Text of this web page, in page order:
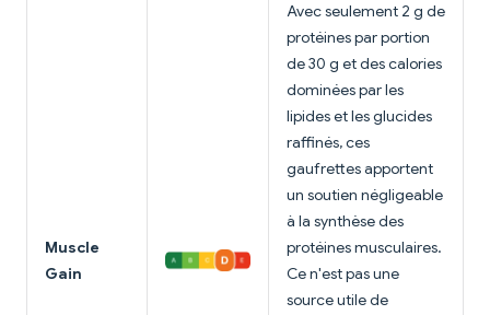
Muscle
Gain
Avec seulement 2 g de
protéines par portion
de 30 g et des calories
dominées par les
lipides et les glucides
raffinés, ces
gaufrettes apportent
un soutien négligeable
à la synthèse des
protéines musculaires.
Ce n'est pas une
source utile de